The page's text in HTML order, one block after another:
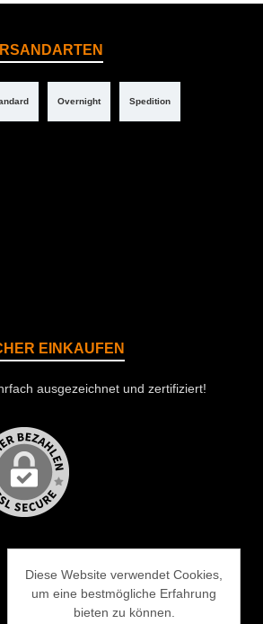
Overnight Spedition
EINKAUFEN
ausgezeichnet und zertifiziert!
Diese Website verwendet Cookies,
um eine bestmögliche Erfahrung
bieten zu können.